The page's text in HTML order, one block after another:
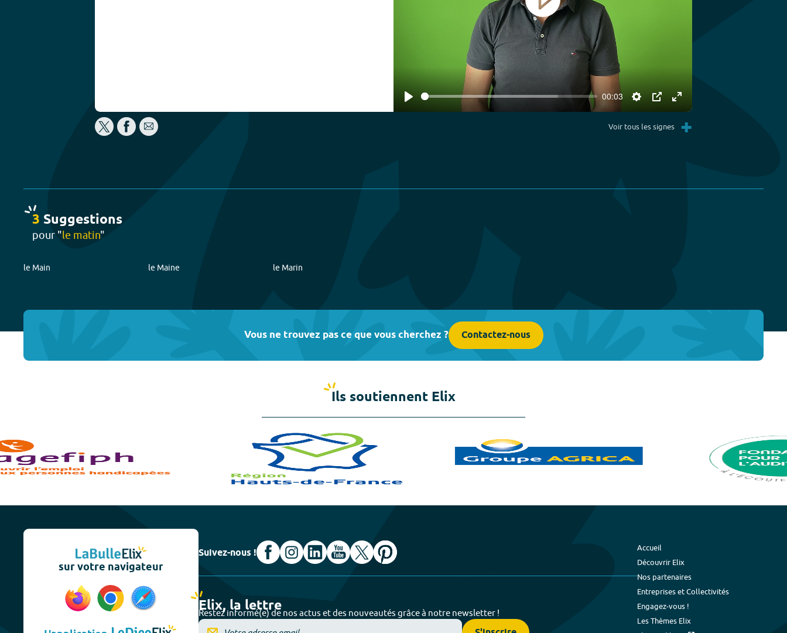
Play
00:03
Settings
PIP Enter
fullscreen
Play
Voir tous les signes +
3 Suggestions
pour "le matin"
le Main le Maine le Marin
Vous ne trouvez pas ce que vous cherchez ? Contactez-nous
Ils soutiennent Elix
sur votre navigateur
Suivez-nous !
Elix, la lettre
Restez informé(e) de nos actus et des nouveautés grâce à notre newsletter !
Accueil
Découvrir Elix
Nos partenaires
Entreprises et Collectivités
Engagez-vous !
Les Thèmes Elix